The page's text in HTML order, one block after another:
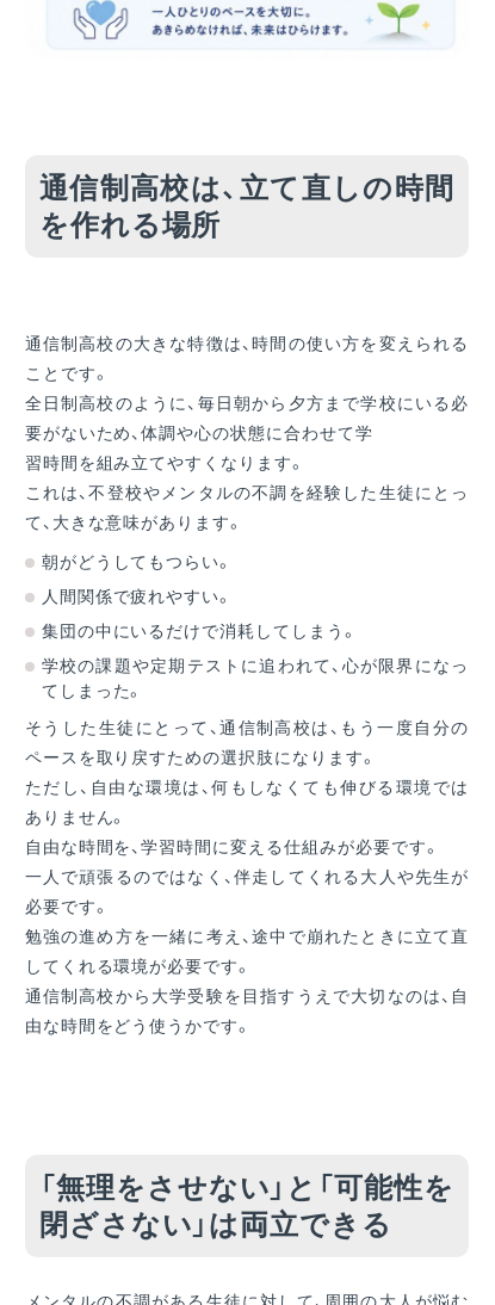
通信制高校は、立て直しの時間
を作れる場所
通信制高校の大きな特徴は、時間の使い方を変えられる
ことです。
全日制高校のように、毎日朝から夕方まで学校にいる必
要がないため、体調や心の状態に合わせて学
習時間を組み立てやすくなります。
これは、不登校やメンタルの不調を経験した生徒にとっ
て、大きな意味があります。
朝がどうしてもつらい。
人間関係で疲れやすい。
集団の中にいるだけで消耗してしまう。
学校の課題や定期テストに追われて、心が限界になっ
てしまった。
そうした生徒にとって、通信制高校は、もう一度自分の
ペースを取り戻すための選択肢になります。
ただし、自由な環境は、何もしなくても伸びる環境では
ありません。
自由な時間を、学習時間に変える仕組みが必要です。
一人で頑張るのではなく、伴走してくれる大人や先生が
必要です。
勉強の進め方を一緒に考え、途中で崩れたときに立て直
してくれる環境が必要です。
通信制高校から大学受験を目指すうえで大切なのは、自
由な時間をどう使うかです。
「無理をさせない」と「可能性を
閉ざさない」は両立できる